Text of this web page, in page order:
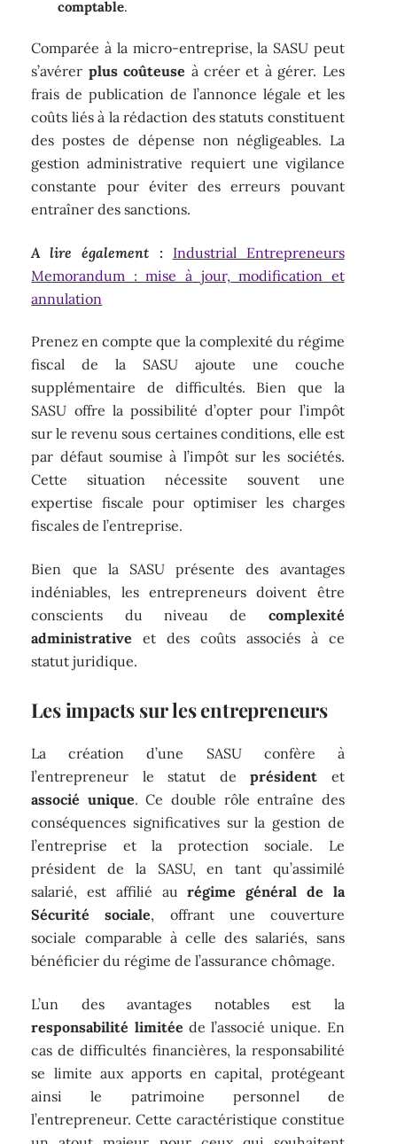
comptable.
Comparée à la micro-entreprise, la SASU peut
s’avérer plus coûteuse à créer et à gérer. Les
frais de publication de l’annonce légale et les
coûts liés à la rédaction des statuts constituent
des postes de dépense non négligeables. La
gestion administrative requiert une vigilance
constante pour éviter des erreurs pouvant
entraîner des sanctions.
A lire également :
Industrial Entrepreneurs
Memorandum : mise à jour, modification et
annulation
Prenez en compte que la complexité du régime
fiscal de la SASU ajoute une couche
supplémentaire de difficultés. Bien que la
SASU offre la possibilité d’opter pour l’impôt
sur le revenu sous certaines conditions, elle est
par défaut soumise à l’impôt sur les sociétés.
Cette situation nécessite souvent une
expertise fiscale pour optimiser les charges
fiscales de l’entreprise.
Bien que la SASU présente des avantages
indéniables, les entrepreneurs doivent être
conscients du niveau de complexité
administrative et des coûts associés à ce
statut juridique.
Les impacts sur les entrepreneurs
La création d’une SASU confère à
l’entrepreneur le statut deprésident et
associé unique. Ce double rôle entraîne des
conséquences significatives sur la gestion de
l’entreprise et la protection sociale. Le
président de la SASU, en tant qu’assimilé
salarié, est affilié aurégime général de la
Sécurité sociale, offrant une couverture
sociale comparable à celle des salariés, sans
bénéficier du régime de l’assurance chômage.
L’un des avantages notables est la
responsabilité limitée de l’associé unique. En
cas de difficultés financières, la responsabilité
se limite aux apports en capital, protégeant
ainsi le patrimoine personnel de
l’entrepreneur. Cette caractéristique constitue